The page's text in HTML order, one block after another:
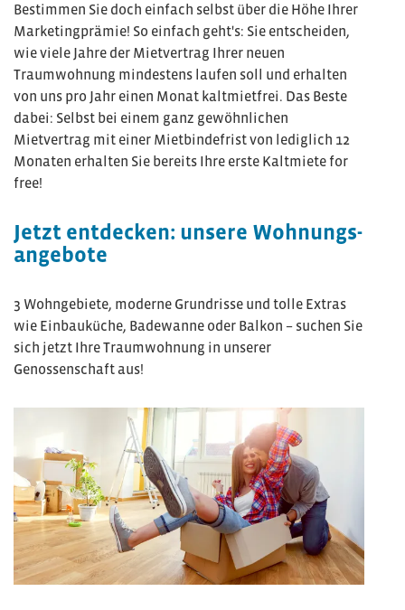
Bestimmen Sie doch einfach selbst über die Höhe Ihrer
Marketingprämie! So einfach geht's: Sie entscheiden,
wie viele Jahre der Mietvertrag Ihrer neuen
Traumwohnung mindestens laufen soll und erhalten
von uns pro Jahr einen Monat kaltmietfrei. Das Beste
dabei: Selbst bei einem ganz gewöhnlichen
Mietvertrag mit einer Mietbindefrist von lediglich 12
Monaten erhalten Sie bereits Ihre erste Kaltmiete for
free!
Jetzt entdecken: unsere Wohnungs­
angebote
3 Wohngebiete, moderne Grundrisse und tolle Extras
wie Einbauküche, Badewanne oder Balkon – suchen Sie
sich jetzt Ihre Traumwohnung in unserer
Genossenschaft aus!